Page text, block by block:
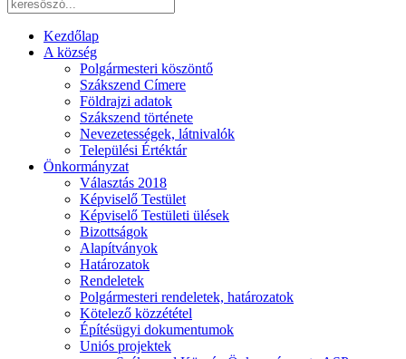
Kezdőlap
A község
Polgármesteri köszöntő
Szákszend Címere
Földrajzi adatok
Szákszend története
Nevezetességek, látnivalók
Települési Értéktár
Önkormányzat
Választás 2018
Képviselő Testület
Képviselő Testületi ülések
Bizottságok
Alapítványok
Határozatok
Rendeletek
Polgármesteri rendeletek, határozatok
Kötelező közzététel
Építésügyi dokumentumok
Uniós projektek